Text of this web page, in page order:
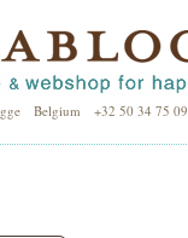
Belgium +32 50 34 75 09